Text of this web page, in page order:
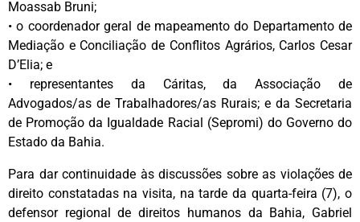
Moassab Bruni;
• o coordenador geral de mapeamento do Departamento de
Mediação e Conciliação de Conflitos Agrários, Carlos Cesar
D’Elia; e
• representantes da Cáritas, da Associação de
Advogados/as de Trabalhadores/as Rurais; e da Secretaria
de Promoção da Igualdade Racial (Sepromi) do Governo do
Estado da Bahia.
Para dar continuidade às discussões sobre as violações de
direito constatadas na visita, na tarde da quarta-feira (7), o
defensor regional de direitos humanos da Bahia, Gabriel